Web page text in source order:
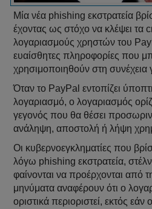
Μία νέα phishing εκστρατεία
έχοντας ως στόχο να κλέψει τα
λογαριασμούς χρηστών του
ευαίσθητες πληροφορίες που
χρησιμοποιηθούν στη συνέχεια
Όταν το PayPal εντοπίζει
λογαριασμό, ο λογαριασμός
γεγονός που θα θέσει
ανάληψη, αποστολή ή λήψη
Οι κυβερνοεγκληματίες που
λόγω phishing εκστρατεία,
φαίνονται να προέρχονται από
μηνύματα αναφέρουν ότι ο
οριστικά περιοριστεί, εκτός